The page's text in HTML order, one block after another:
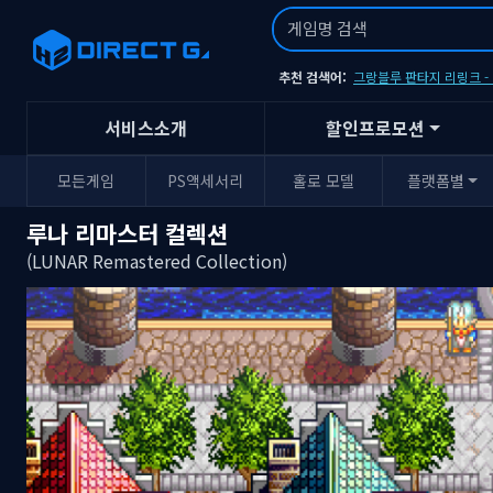
추천 검색어: 그랑블루 판타지 리링크
서비스소개 할인프로모션
모든게임 PS액세서리 홀로 모델 플랫폼별
루나 리마스터 컬렉션
(LUNAR Remastered Collection)